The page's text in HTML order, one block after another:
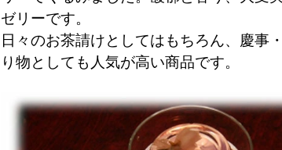
ゼリーです。
日々のお茶請けとしてはもちろん、慶事
り物としても人気が高い商品です。